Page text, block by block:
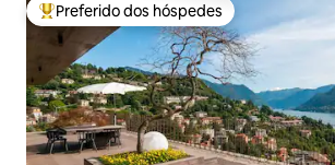
Entre os melhores preferidos dos hóspedes
Preferido dos hóspedes